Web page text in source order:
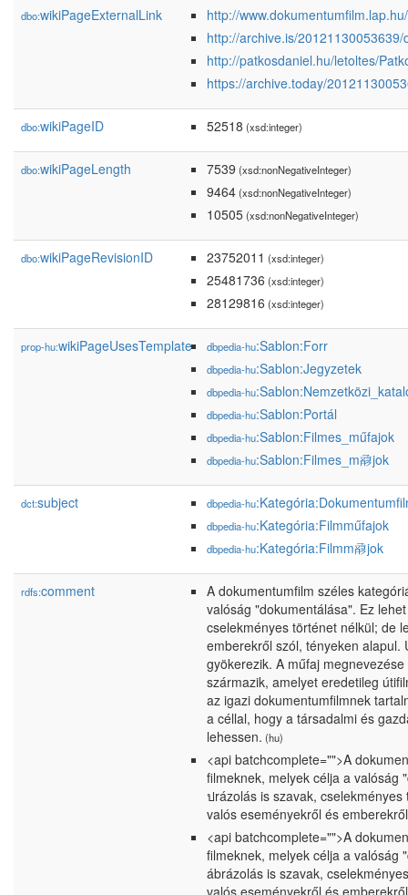
dbo:wikiPageExternalLink
http://www.dokumentumfilm.lap.hu/
http://archive.is/
http://patkosdaniel.hu/letoltes/
https://archive.today/
dbo:wikiPageID 52518 (xsd:integer)
dbo:wikiPageLength 7539 (xsd:nonNegativeInteger)
9464(xsd:nonNegativeInteger)
10505(xsd:nonNegativeInteger)
dbo:wikiPageRevisionID 23752011 (xsd:integer)
25481736 (xsd:integer)
28129816 (xsd:integer)
prop-hu:wikiPageUsesTemplate dbpedia-hu:Sablon:Forr
dbpedia-hu:Sablon:Jegyzetek
dbpedia-hu
dbpedia-hu:Sablon:Portál
dbpedia-hu:Sablon:Filmes_műfajok
dbpedia-hu:Sablon:Filmes_m𗇺jok
dct:subject dbpedia-hu
dbpedia-hu:Kategória:Filmműfajok
dbpedia-hu:Kategória:Filmm𗇺jok
rdfs:comment
A dokumentumfilm széles
valóság "dokumentálása". Ez
cselekményes történet nélkül; de
emberekről szól, tényeken
gyökerezik. A műfaj
származik, amelyet eredetileg
az igazi dokumentumfilmnek
a céllal, hogy a társadalmi és
lehessen. (hu)
<api batchcomplete="">A
filmeknek, melyek célja a valóság
ปrázolás is szavak,
valós eseményekről és
<api batchcomplete="">A
filmeknek, melyek célja a valóság
ábrázolás is szavak,
valós eseményekről és